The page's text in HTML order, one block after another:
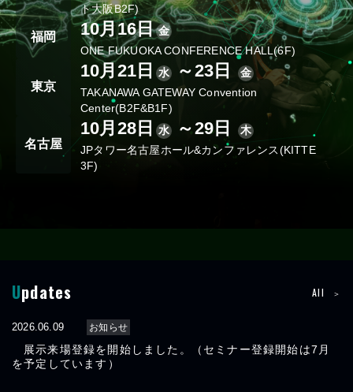
ト大阪B2F)
福岡 10月16日 金
ONE FUKUOKA CONFERENCE HALL(6F)
東京
10月21日 水 ～23日 金
TAKANAWA GATEWAY Convention
Center(B2F&B1F)
名古屋
10月28日 水 ～29日 木
JPタワー名古屋ホール&カンファレンス(KITTE
3F)
Updates
2026.08.03 東京 大阪
来場者キャンペーンページを公開しました。
2026.07.13 お知らせ
2026.06.09
を予定しています）
All